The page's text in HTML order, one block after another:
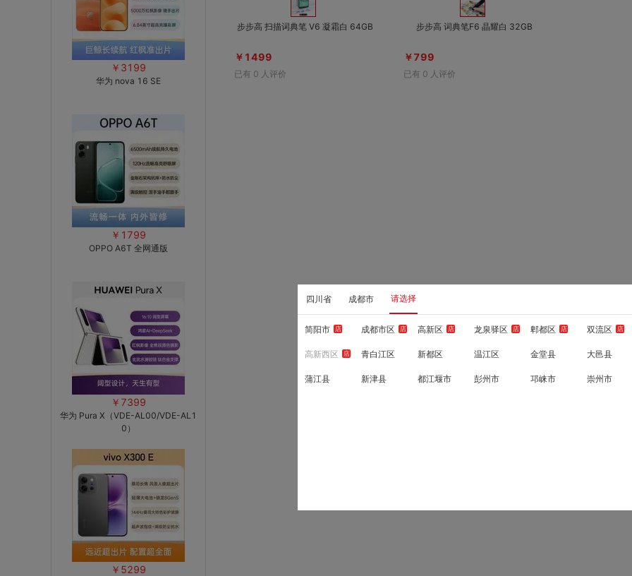
四川省 成都市 请选择
简阳市 店 成都市区 店 高新区 店 龙泉驿区 店 郫都区 店 双流区 店
高新西区 店 青白江区 新都区 温江区 金堂县 大邑县
蒲江县 新津县 都江堰市 彭州市 邛崃市 崇州市
￥3199
华为 nova 16 SE
￥1799
OPPO A6T 全网通版
￥7399
华为 Pura X（VDE-AL00/VDE-AL1
0）
￥5299
步步高 扫描词典笔 V6 凝霜白 64GB
￥1499
已有 0 人评价
步步高 词典笔F6 晶耀白 32GB
￥799
已有 0 人评价